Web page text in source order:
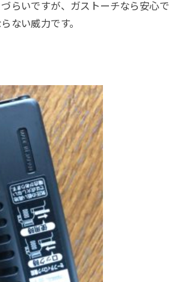
らいですが、ガストーチなら安心で
ない威力です。